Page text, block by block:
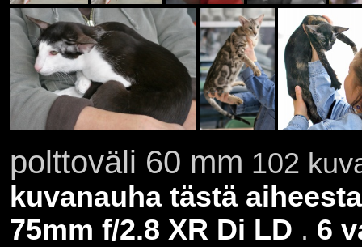
polttoväli 60 mm 102
kuvanauha tästä aiheesta
75mm f/2.8 XR Di LD . 6